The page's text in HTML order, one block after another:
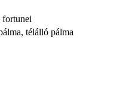
fortunei
télálló pálma